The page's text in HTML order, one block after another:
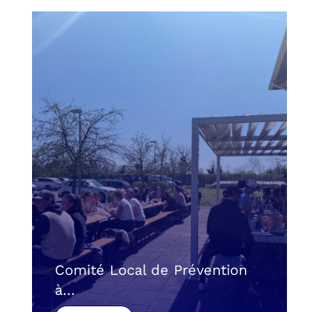
Comité Local de Prévention
à…